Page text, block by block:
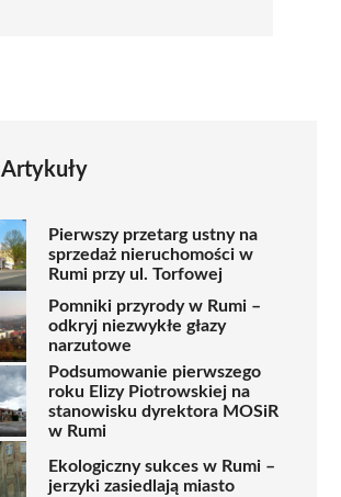
Artykuły
Pierwszy przetarg ustny na
sprzedaż nieruchomości w
Rumi przy ul. Torfowej
Pomniki przyrody w Rumi –
odkryj niezwykłe głazy
narzutowe
Podsumowanie pierwszego
roku Elizy Piotrowskiej na
stanowisku dyrektora MOSiR
w Rumi
Ekologiczny sukces w Rumi –
jerzyki zasiedlają miasto